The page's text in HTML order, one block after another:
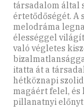
társadalom által
értetődőségét.
melo­dráma
élességgel
való végletes
itatta át a
hétköznapi
magáért felel, és
pillanatnyi